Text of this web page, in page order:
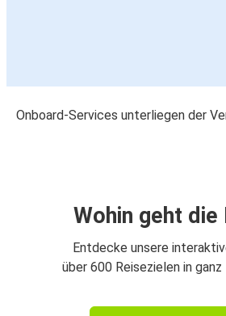
Onboard-Services unterliegen der
Wohin geht die
Entdecke unsere
über 600 Reisezielen in